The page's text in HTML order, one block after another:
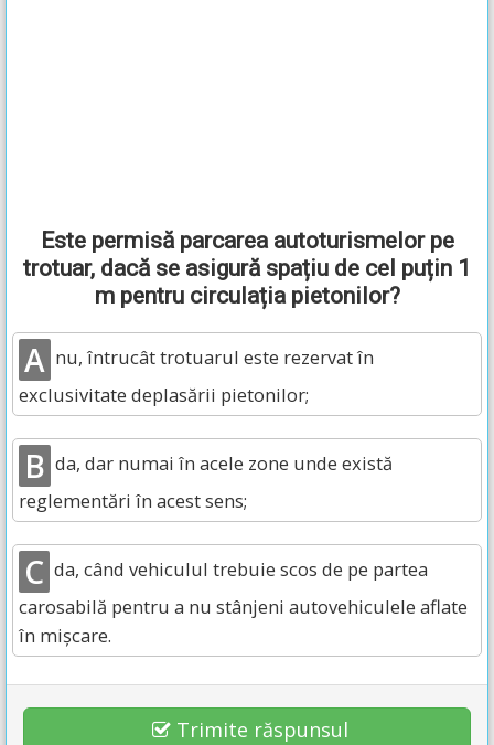
Este permisă parcarea autoturismelor pe
trotuar, dacă se asigură spațiu de cel puțin 1
m pentru circulația pietonilor?
A nu, întrucât trotuarul este rezervat în
exclusivitate deplasării pietonilor;
B da, dar numai în acele zone unde există
reglementări în acest sens;
C da, când vehiculul trebuie scos de pe partea
carosabilă pentru a nu stânjeni autovehiculele aflate
în mișcare.
Trimite răspunsul